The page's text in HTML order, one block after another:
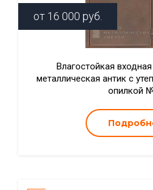
от 16 000 руб.
Влагостойкая
металлическая антик с
опилкой